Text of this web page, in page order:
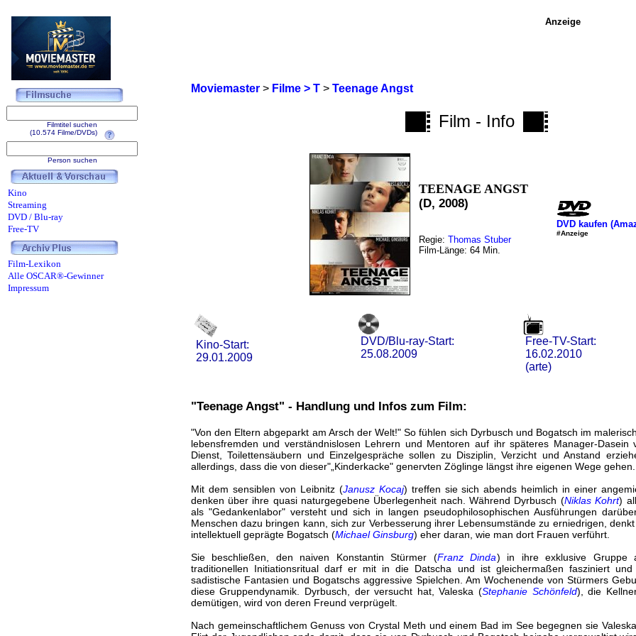
Moviemaster> Filme > T> Teenage Angst
Film - Info
TEENAGE ANGST
(D, 2008)
Regie:Thomas Stuber
Film-Länge: 64 Min.
DVD kaufen
#Anzeige
Kino-Start:
29.01.2009
DVD/Blu-ray-Start:
25.08.2009
Free-TV-Start:
16.02.2010
(arte)
"Teenage Angst" - Handlung und Infos zum Film:
"Von den Eltern abgeparkt am Arsch der Welt!" So fühlen sich Dyrbusch und Bogatsch im
lebensfremden und verständnislosen Lehrern und Mentoren auf ihr späteres Manager-Dasein
Dienst, Toilettensäubern und Einzelgespräche sollen zu Disziplin, Verzicht und Anstand
allerdings, dass die von dieser"„Kinderkacke" genervten Zöglinge längst ihre eigenen Wege gehen.
Mit dem sensiblen von Leibnitz (Janusz Kocaj) treffen sie sich abends heimlich in einer
denken über ihre quasi naturgegebene Überlegenheit nach. Während Dyrbusch (Niklas Kohrt)
als "Gedankenlabor" versteht und sich in langen pseudophilosophischen Ausführungen
Menschen dazu bringen kann, sich zur Verbesserung ihrer Lebensumstände zu erniedrigen,
intellektuell geprägte Bogatsch (Michael Ginsburg) eher daran, wie man dort Frauen verführt.
Sie beschließen, den naiven Konstantin Stürmer (Franz Dinda) in ihre exklusive Gruppe
traditionellen Initiationsritual darf er mit in die Datscha und ist gleichermaßen fasziniert und
sadistische Fantasien und Bogatschs aggressive Spielchen. Am Wochenende von Stürmers
diese Gruppendynamik. Dyrbusch, der versucht hat, Valeska (Stephanie Schönfeld), die
demütigen, wird von deren Freund verprügelt.
Nach gemeinschaftlichem Genuss von Crystal Meth und einem Bad im See begegnen sie
Anzeige
Filmtitel suchen
(10.574 Filme/DVDs)
Person suchen
Kino
Streaming
DVD / Blu-ray
Free-TV
Film-Lexikon
Alle OSCAR®-Gewinner
Impressum